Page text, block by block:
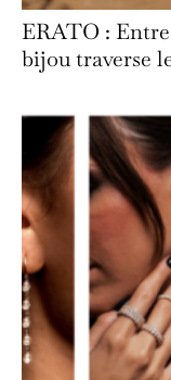
ERATO :
bijou traverse